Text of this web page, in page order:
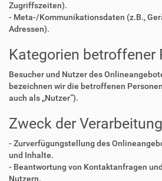
Zugriffszeiten).
- Meta-/Kommunikationsdaten (z.B.,
Adressen).
Kategorien betroffener
Besucher und Nutzer des
bezeichnen wir die betroffenen
auch als „Nutzer“).
Zweck der Verarbeitung
- Zurverfügungstellung des
und Inhalte.
- Beantwortung von Kontaktanfragen
Nutzern.